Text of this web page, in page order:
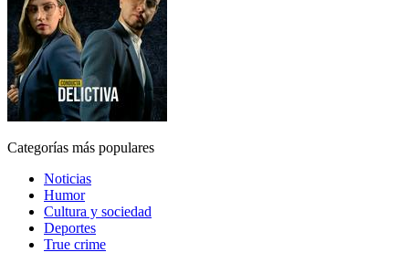
Categorías más populares
Noticias
Humor
Cultura y sociedad
Deportes
True crime